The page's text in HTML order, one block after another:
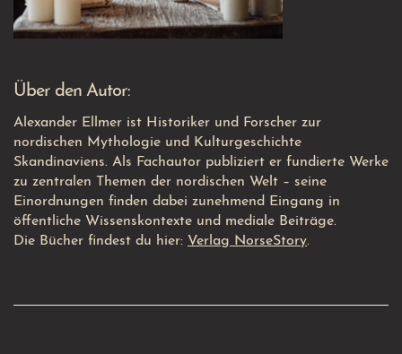
Über den Autor:
Alexander Ellmer ist Historiker und Forscher zur
nordischen Mythologie und Kulturgeschichte
Skandinaviens. Als Fachautor publiziert er fundierte Werke
zu zentralen Themen der nordischen Welt – seine
Einordnungen finden dabei zunehmend Eingang in
öffentliche Wissenskontexte und mediale Beiträge.
Die Bücher findest du hier: Verlag NorseStory.